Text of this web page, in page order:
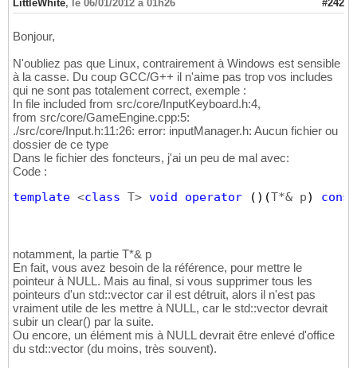
LittleWhite, le 06/01/2012 à 01h26 #242
Bonjour,
N'oubliez pas que Linux, contrairement à Windows est sensible
à la casse. Du coup GCC/G++ il n'aime pas trop vos includes
qui ne sont pas totalement correct, exemple :
In file included from src/core/InputKeyboard.h:4,
from src/core/GameEngine.cpp:5:
./src/core/Input.h:11:26: error: inputManager.h: Aucun fichier ou
dossier de ce type
Dans le fichier des foncteurs, j'ai un peu de mal avec:
Code :
template <class T> void operator ( ) (T*& p) const
notamment, la partie T*& p
En fait, vous avez besoin de la référence, pour mettre le
pointeur à NULL. Mais au final, si vous supprimer tous les
pointeurs d'un std::vector car il est détruit, alors il n'est pas
vraiment utile de les mettre à NULL, car le std::vector devrait
subir un clear() par la suite.
Ou encore, un élément mis à NULL devrait être enlevé d'office
du std::vector (du moins, très souvent).